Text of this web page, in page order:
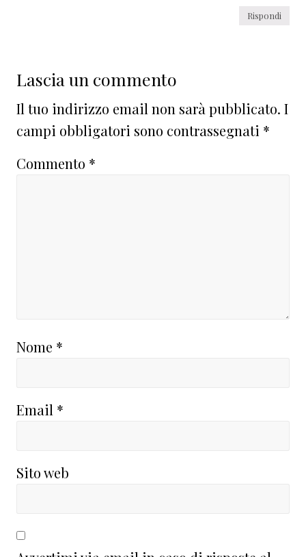
Rispondi
Lascia un commento
Il tuo indirizzo email non sarà pubblicato. I
campi obbligatori sono contrassegnati *
Commento *
Nome *
Email *
Sito web